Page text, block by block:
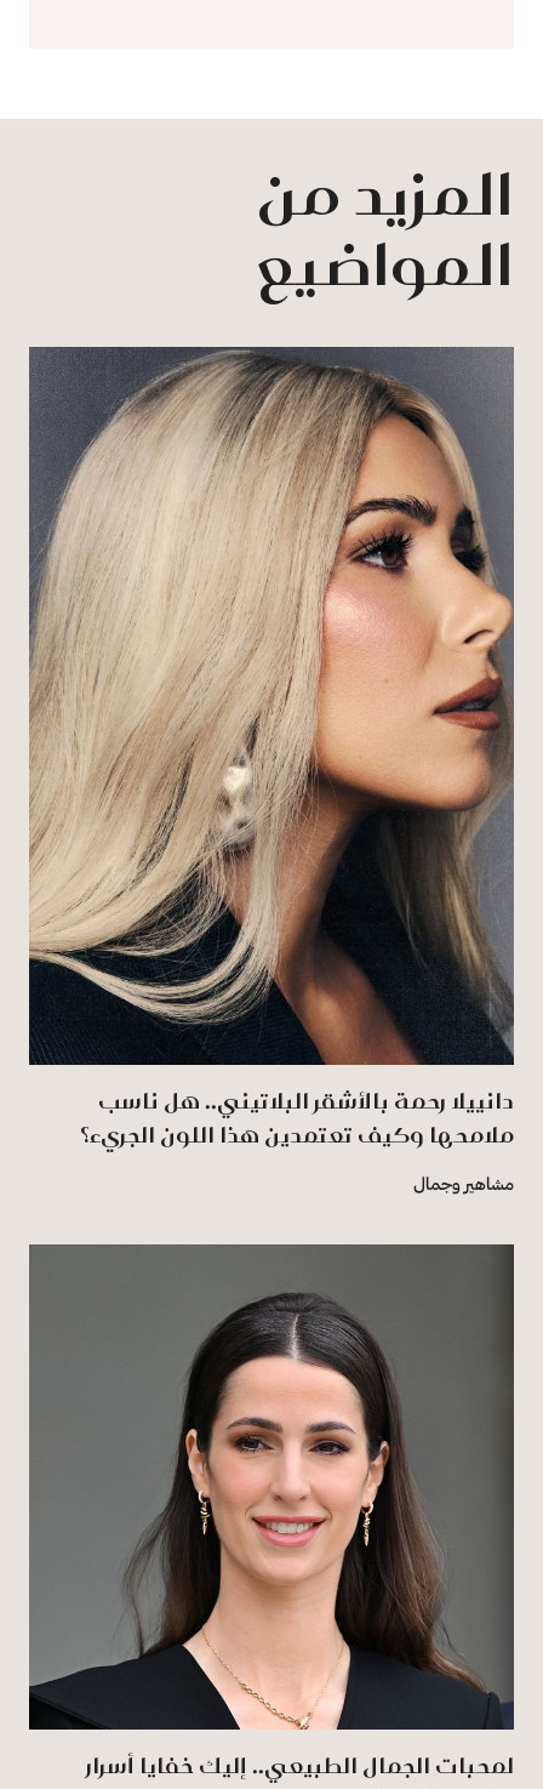
المزيد من
المواضيع
دانييلا رحمة بالأشقر البلاتيني.. هل ناسب
ملامحها وكيف تعتمدين هذا اللون الجريء؟
مشاهير وجمال
لمحبات الجمال الطبيعي.. إليك خفايا أسرار